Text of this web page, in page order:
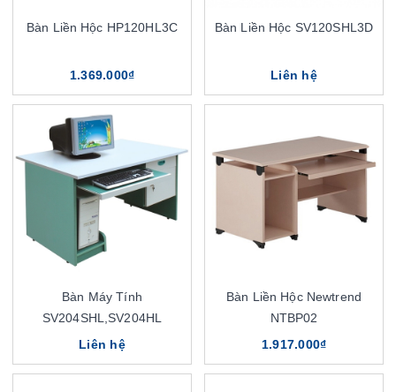
Bàn Liền Hộc HP120HL3C
1.369.000₫
Bàn Liền Hộc SV120SHL3D
Liên hệ
Bàn Máy Tính
SV204SHL,SV204HL
Liên hệ
Bàn Liền Hộc Newtrend
NTBP02
1.917.000₫